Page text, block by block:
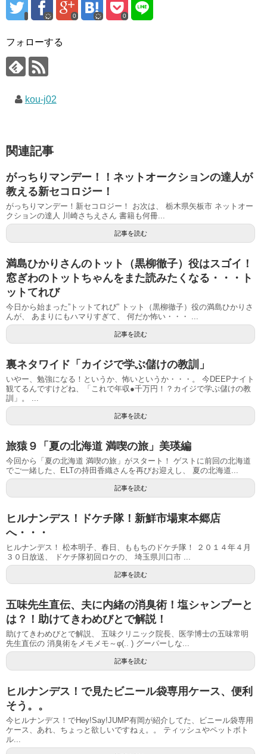
0 0
フォローする
kou-j02
関連記事
がっちりマンデー！！ネットオークションの達人が
教える新セコロジー！
がっちりマンデー！新セコロジー！ お次は、 栃木県矢板市 ネットオー
クションの達人 川崎さちえさん 書籍も何冊...
記事を読む
満島ひかりさんのトット（黒柳徹子）役はスゴイ！
窓ぎわのトットちゃんをまた読みたくなる・・・ト
ットてれび
今日から始まった”トットてれび” トット（黒柳徹子）役の満島ひかりさ
んが、 あまりにもハマりすぎて、 何だか怖い・・・ ...
記事を読む
裏ネタワイド「カイジで学ぶ儲けの教訓」
いやー、勉強になる！というか、怖いというか・・・。 今DEEPナイト
観てるんですけどね、「これで年収●千万円！？カイジで学ぶ儲けの教
訓」。 ...
記事を読む
旅猿９「夏の北海道 満喫の旅」美瑛編
今回から「夏の北海道 満喫の旅」がスタート！ ゲストに前回の北海道
でご一緒した、ELTの持田香織さんを再びお迎えし、 夏の北海道...
記事を読む
ヒルナンデス！ドケチ隊！新鮮市場東本郷店
へ・・・
ヒルナンデス！ 松本明子、春日、ももちのドケチ隊！ ２０１４年４月
３０日放送、 ドケチ隊初回ロケの、 埼玉県川口市 ...
記事を読む
五味先生直伝、夫に内緒の消臭術！塩シャンプーと
は？！助けてきわめびとで解説！
助けてきわめびとで解説、 五味クリニック院長、医学博士の五味常明
先生直伝の 消臭術をメモメモ～φ(.. ) グーパーしな...
記事を読む
ヒルナンデス！で見たビニール袋専用ケース、便利
そう。。
今ヒルナンデス！でHey!Say!JUMP有岡が紹介してた、ビニール袋専用
ケース、あれ、ちょっと欲しいですねぇ。。 ティッシュやペットボト
ル...